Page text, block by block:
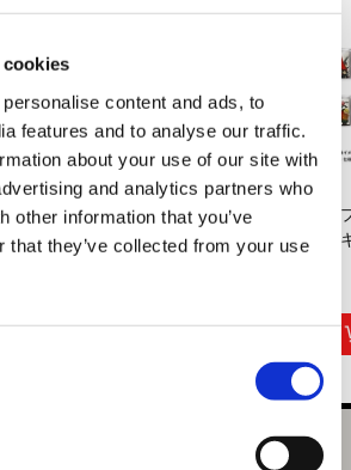
content and ads, to
features and to analyse our traffic.
about your use of our site with
and analytics partners who
other information that you’ve
that they’ve collected from your use
装アクリルキーホ
ダー バイオハザ...
くるみたぴぬい バイ
オハザード レオン...
ジョッキ スーパータイラント